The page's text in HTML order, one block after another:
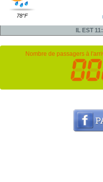
78°F
IL EST
Nombre de passagers à